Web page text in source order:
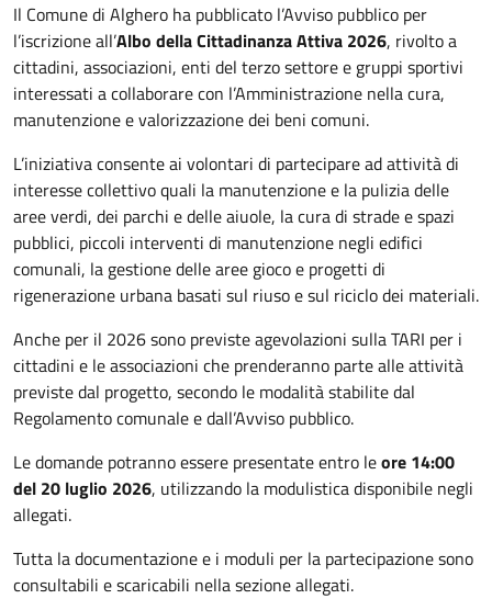
Il Comune di Alghero ha pubblicato l’Avviso pubblico per
l’iscrizione all’Albo della Cittadinanza Attiva 2026, rivolto a
cittadini, associazioni, enti del terzo settore e gruppi sportivi
interessati a collaborare con l’Amministrazione nella cura,
manutenzione e valorizzazione dei beni comuni.
L’iniziativa consente ai volontari di partecipare ad attività di
interesse collettivo quali la manutenzione e la pulizia delle
aree verdi, dei parchi e delle aiuole, la cura di strade e spazi
pubblici, piccoli interventi di manutenzione negli edifici
comunali, la gestione delle aree gioco e progetti di
rigenerazione urbana basati sul riuso e sul riciclo dei materiali.
Anche per il 2026 sono previste agevolazioni sulla TARI per i
cittadini e le associazioni che prenderanno parte alle attività
previste dal progetto, secondo le modalità stabilite dal
Regolamento comunale e dall’Avviso pubblico.
Le domande potranno essere presentate entro leore 14:00
del 20 luglio 2026, utilizzando la modulistica disponibile negli
allegati.
Tutta la documentazione e i moduli per la partecipazione sono
consultabili e scaricabili nella sezione allegati.